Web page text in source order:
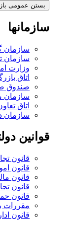
بستن عمومی
سازمانها
سازمان
سازمان
وزارت
اتاق
صندوق
سازمان
اتاق
سازمان
قوانین
قانون
قانون
قانون
قانون
قانون
مقررات
قانون